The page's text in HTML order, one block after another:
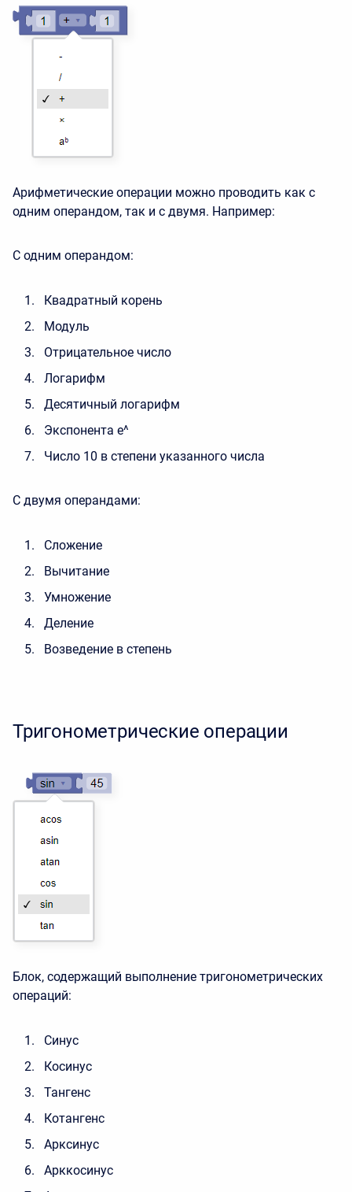
Арифметические операции можно проводить как с
одним операндом, так и с двумя. Например:
С одним операндом:
Квадратный корень
Модуль
Отрицательное число
Логарифм
Десятичный логарифм
Экспонента e^
Число 10 в степени указанного числа
С двумя операндами:
Сложение
Вычитание
Умножение
Деление
Возведение в степень
Тригонометрические операции
Блок, содержащий выполнение тригонометрических
операций:
Синус
Косинус
Тангенс
Котангенс
Арксинус
Арккосинус